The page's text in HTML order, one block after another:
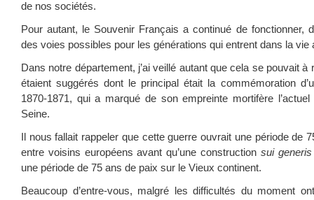
de nos sociétés.
Pour autant, le Souvenir Français a continué de fonctionner,
des voies possibles pour les générations qui entrent dans la vie
Dans notre département, j’ai veillé autant que cela se pouvait
étaient suggérés dont le principal était la commémoration
1870-1871, qui a marqué de son empreinte mortifère
Seine.
Il nous fallait rappeler que cette guerre ouvrait une période de
entre voisins européens avant qu’une construction sui
une période de 75 ans de paix sur le Vieux continent.
Beaucoup d’entre-vous, malgré les difficultés du moment